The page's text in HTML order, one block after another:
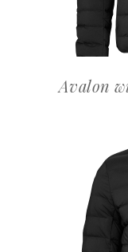
Avalon